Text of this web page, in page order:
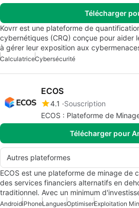
Télécharger
Kovrr est une plateforme de
cybernétiques (CRQ) conçue pour aider
à gérer leur exposition aux
CalculatriceCybersécurité
ECOS
4.1
Souscription
ECOS : Plateforme de
Télécharger pour
Autres plateformes
ECOS est une plateforme de minage de
des services financiers alternatifs en
traditionnel. Avec un minimum
AndroidiPhoneLanguesOptimiserExploitation